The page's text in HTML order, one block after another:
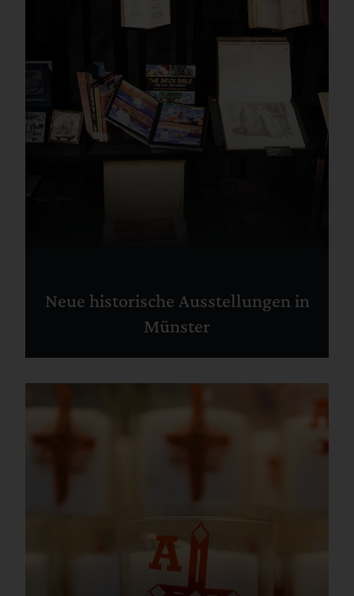
Neue historische Ausstellungen in
Münster